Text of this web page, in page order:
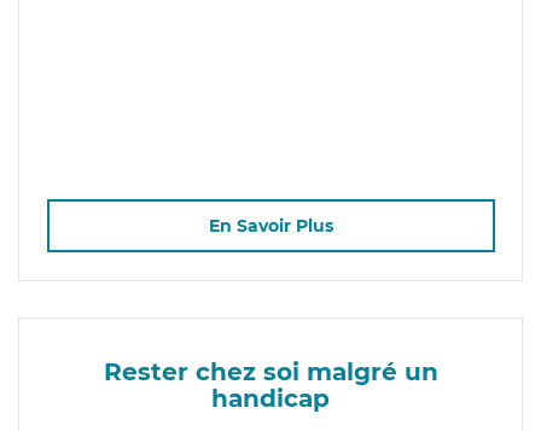
En Savoir Plus
Rester chez soi malgré un
handicap